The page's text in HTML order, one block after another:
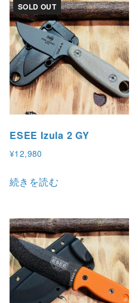
SOLD OUT
ESEE Izula 2 GY
¥12,980
続きを読む